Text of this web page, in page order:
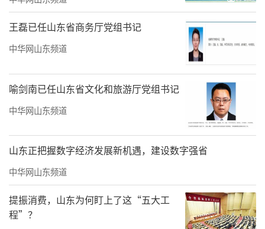
赵孟君，68cm×️68cm，2024.11
王磊已任山东省商务厅党组书记
中华网山东频道
喻剑南已任山东省文化和旅游厅党组书记
中华网山东频道
山东正把握数字经济发展新机遇，建设数字强省
中华网山东频道
提振消费，山东为何盯上了这“五大工
程”？